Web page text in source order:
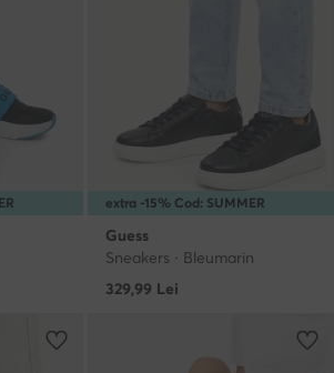
extra -15% Cod: SUMMER
Guess
Sneakers · Bleumarin
329,99 Lei